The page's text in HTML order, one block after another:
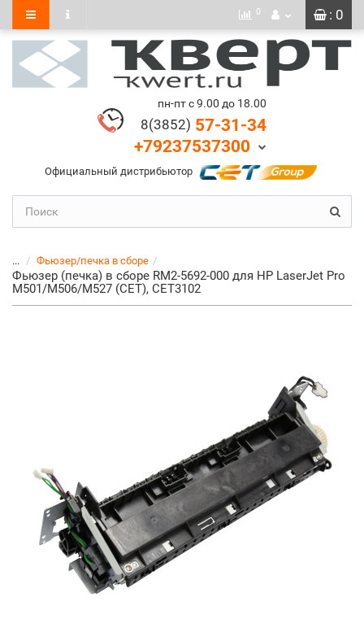
: 0
0
пн-пт с 9.00 до 18.00
8(3852) 57-31-34
+79237537300
Официальный дистрибьютор
... Фьюзер/печка в сборе
Фьюзер (печка) в сборе RM2-5692-000 для HP LaserJet Pro
M501/M506/M527 (CET), CET3102